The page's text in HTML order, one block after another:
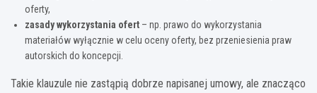
oferty,
zasady wykorzystania ofert – np. prawo do wykorzystania
materiałów wyłącznie w celu oceny oferty, bez przeniesienia praw
autorskich do koncepcji.
Takie klauzule nie zastąpią dobrze napisanej umowy, ale znacząco